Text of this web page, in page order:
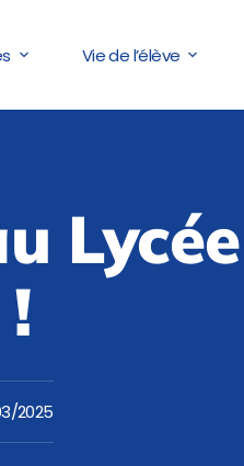
Vie de l’élève
2025